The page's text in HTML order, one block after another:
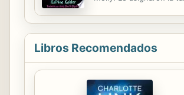
Libros Recomendados